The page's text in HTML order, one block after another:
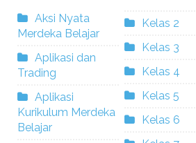
Aksi Nyata
Merdeka Belajar
Aplikasi dan
Trading
Aplikasi
Kurikulum Merdeka
Belajar
Kelas 2
Kelas 3
Kelas 4
Kelas 5
Kelas 6